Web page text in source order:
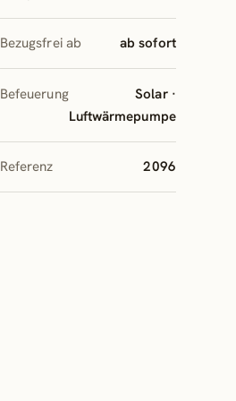
Bezugsfrei ab ab sofort
Befeuerung
Solar ·
Luftwärmepumpe
Referenz 2096